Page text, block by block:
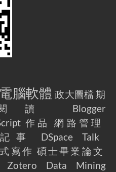
電腦軟體 政大圖檔 期
讀
Blogger
作品
網路管理
記事 DSpace
Talk
寫作 碩士畢業論文
Zotero
Data Mining